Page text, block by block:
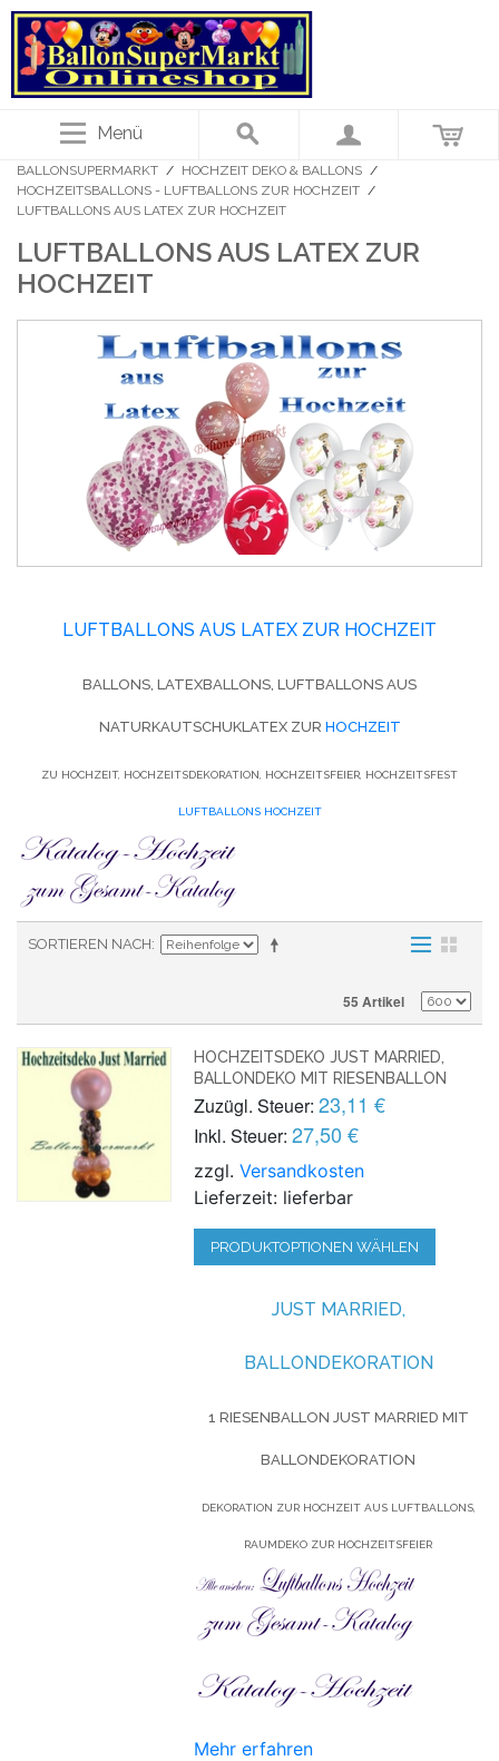
Menü
BALLONSUPERMARKT / HOCHZEIT DEKO & BALLONS /
HOCHZEITSBALLONS - LUFTBALLONS ZUR HOCHZEIT /
LUFTBALLONS AUS LATEX ZUR HOCHZEIT
LUFTBALLONS AUS LATEX ZUR
HOCHZEIT
LUFTBALLONS AUS LATEX ZUR HOCHZEIT
BALLONS, LATEXBALLONS, LUFTBALLONS AUS
NATURKAUTSCHUKLATEX ZUR HOCHZEIT
ZU HOCHZEIT, HOCHZEITSDEKORATION, HOCHZEITSFEIER, HOCHZEITSFEST
LUFTBALLONS HOCHZEIT
SORTIEREN NACH
55 Artikel
HOCHZEITSDEKO JUST MARRIED,
BALLONDEKO MIT RIESENBALLON
Zuzügl. Steuer: 23,11 €
Inkl. Steuer: 27,50 €
zzgl.Versandkosten
Lieferzeit: lieferbar
PRODUKTOPTIONEN WÄHLEN
JUST MARRIED,
BALLONDEKORATION
1 RIESENBALLON JUST MARRIED MIT
BALLONDEKORATION
DEKORATION ZUR HOCHZEIT AUS LUFTBALLONS,
RAUMDEKO ZUR HOCHZEITSFEIER
Mehr erfahren